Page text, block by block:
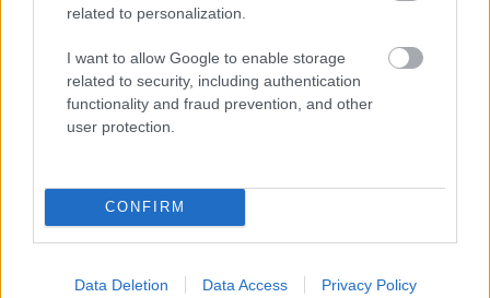
related to personalization.
I want to allow Google to enable storage
related to security, including authentication
functionality and fraud prevention, and other
user protection.
CONFIRM
Data Deletion Data Access Privacy Policy
Megosztás